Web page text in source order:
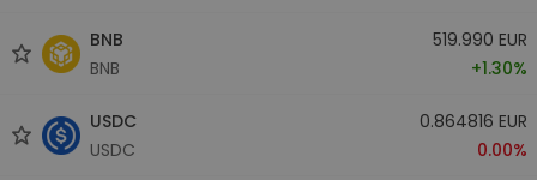
BNB
BNB
519.990 EUR
+1.30%
USDC
USDC
0.864816 EUR
0.00%